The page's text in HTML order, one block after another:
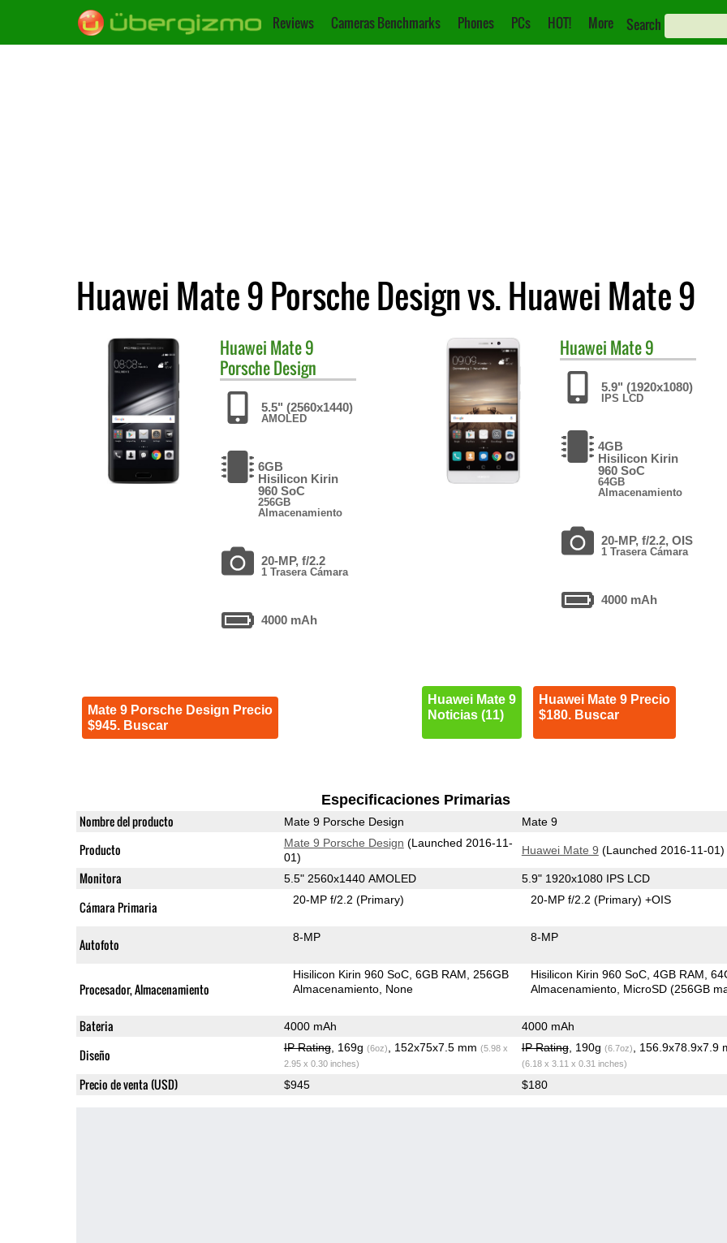
Reviews Cameras Benchmarks Phones PCs HOT! More Search
Huawei Mate 9 Porsche Design vs. Huawei Mate 9
Huawei Mate 9
Porsche Design
5.5" (2560x1440)
AMOLED
6GB
Hisilicon Kirin
960 SoC
256GB
Almacenamiento
20-MP, f/2.2
1 Trasera Cámara
4000 mAh
Mate 9 Porsche Design Precio
$945. Buscar
Huawei Mate 9
5.9" (1920x1080)
IPS LCD
4GB
Hisilicon Kirin
960 SoC
64GB
Almacenamiento
20-MP, f/2.2, OIS
1 Trasera Cámara
4000 mAh
Huawei Mate 9
Noticias (11)
Huawei Mate 9 Precio
$180. Buscar
Especificaciones Primarias
Nombre del producto Mate 9 Porsche Design Mate 9
Producto Mate 9 Porsche Design (Launched 2016-11-
01)
Huawei Mate 9 (Launched 2016-11-01)
Monitora 5.5" 2560x1440 AMOLED 5.9" 1920x1080 IPS LCD
Cámara Primaria 20-MP f/2.2(Primary) 20-MP f/2.2(Primary) +OIS
Autofoto 8-MP 8-MP
Procesador, Almacenamiento
Hisilicon Kirin 960 SoC 6GB RAM
256GB
Almacenamiento None
Hisilicon Kirin 960 SoC 4GB RAM
Almacenamiento MicroSD (256GB
Bateria 4000 mAh 4000 mAh
Diseño IP Rating, 169g (6oz) , 152x75x7.5 mm (5.98 x
2.95 x 0.30 inches)
IP Rating, 190g (6.7oz) , 156.9x78.9x7.9
(6.18 x 3.11 x 0.31 inches)
Precio de venta (USD) $945 $180